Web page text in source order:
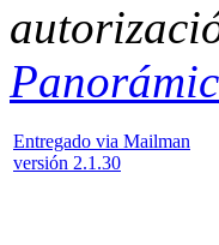
Entregado via Mailman
versión 2.1.30